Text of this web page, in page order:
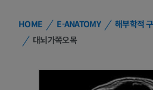
HOME E-ANATOMY 해부학적
대뇌가쪽오목